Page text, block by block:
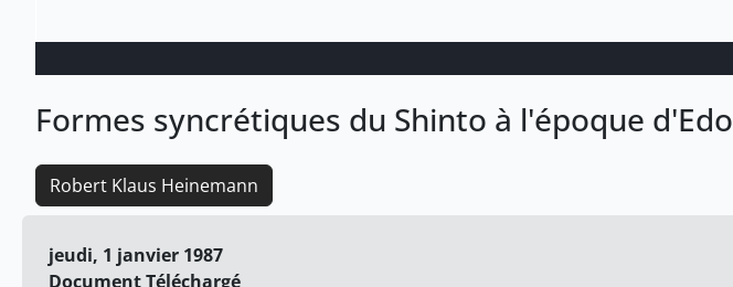
Formes syncrétiques du Shinto à l'époque d'Edo
Robert Klaus Heinemann
jeudi, 1 janvier 1987
Document Téléchargé